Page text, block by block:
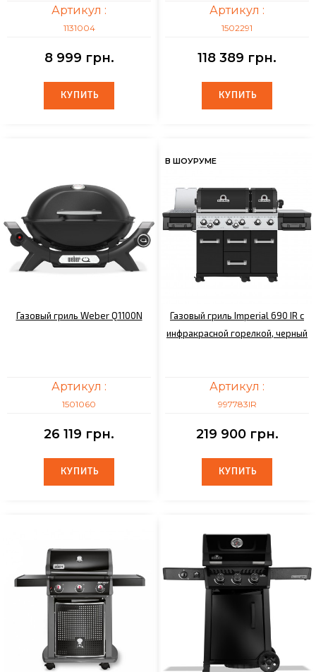
Артикул :
1131004
8 999 грн.
КУПИТЬ
КУПИТЬ
Артикул :
1502291
118 389 грн.
КУПИТЬ
КУПИТЬ
Газовый гриль Weber Q1100N
Артикул :
1501060
26 119 грн.
КУПИТЬ
КУПИТЬ
В ШОУРУМЕ
Газовый гриль Imperial 690 IR с
инфракрасной горелкой, черный
Артикул :
997783IR
219 900 грн.
КУПИТЬ
КУПИТЬ